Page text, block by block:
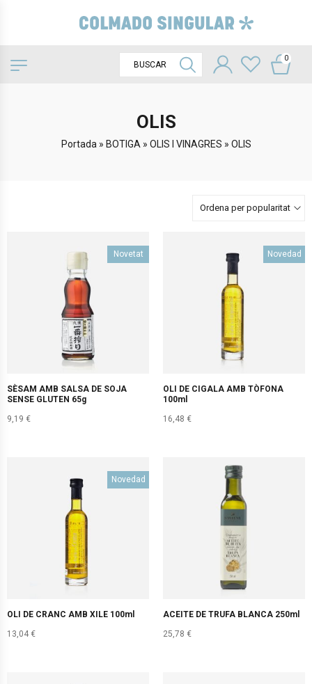
0
OLIS
Portada » BOTIGA » OLIS I VINAGRES » OLIS
Ordena per popularitat
Novetat
SÈSAM AMB SALSA DE SOJA
SENSE GLUTEN 65g
9,19 €
Novedad
OLI DE CIGALA AMB TÒFONA
100ml
16,48 €
Novedad
OLI DE CRANC AMB XILE 100ml
13,04 €
ACEITE DE TRUFA BLANCA 250ml
25,78 €